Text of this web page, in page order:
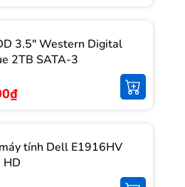
3.5" Western Digital
2TB SATA-3
tính Dell E1916HV
HD